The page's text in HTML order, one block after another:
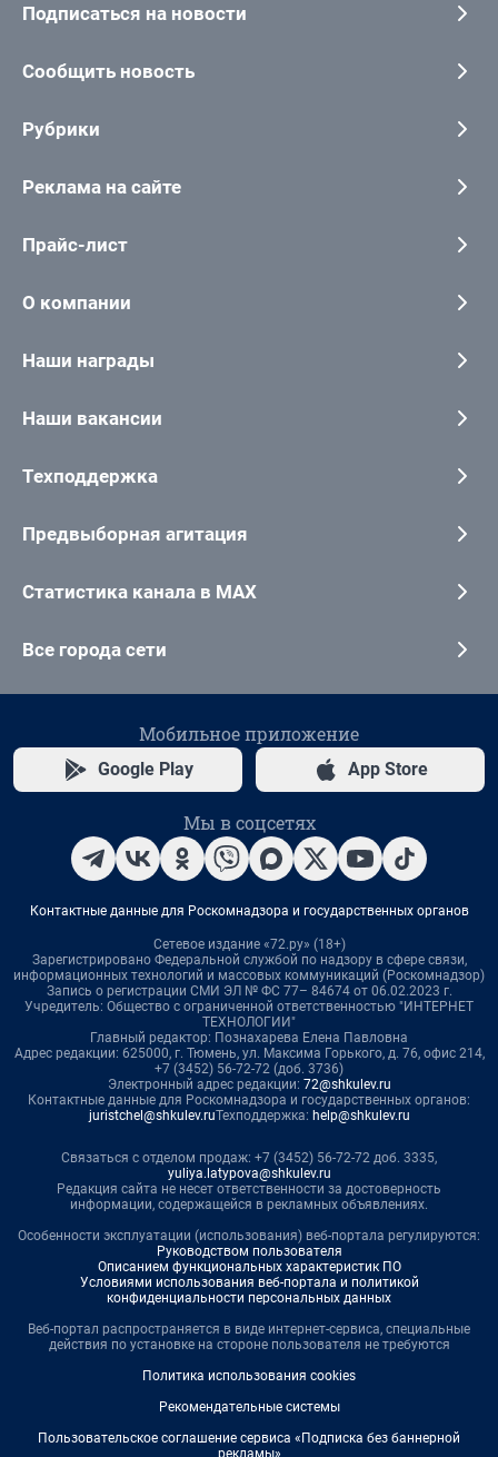
Подписаться на новости
Сообщить новость
Рубрики
Реклама на сайте
Прайс-лист
О компании
Наши награды
Наши вакансии
Техподдержка
Предвыборная агитация
Статистика канала в MAX
Все города сети
Мобильное приложение
Google Play App Store
Мы в соцсетях
Контактные данные для Роскомнадзора и государственных органов
Сетевое издание «72.ру» (18+)
Зарегистрировано Федеральной службой по надзору в сфере связи,
информационных технологий и массовых коммуникаций (Роскомнадзор)
Запись о регистрации СМИ ЭЛ № ФС 77– 84674 от 06.02.2023 г.
Учредитель: Общество с ограниченной ответственностью "ИНТЕРНЕТ
ТЕХНОЛОГИИ"
Главный редактор: Познахарева Елена Павловна
Адрес редакции: 625000, г. Тюмень, ул. Максима Горького, д. 76, офис 214,
+7 (3452) 56-72-72 (доб. 3736)
Электронный адрес редакции: 72@shkulev.ru
Контактные данные для Роскомнадзора и государственных органов:
juristchel@shkulev.ruТехподдержка: help@shkulev.ru
Связаться с отделом продаж: +7 (3452) 56-72-72 доб. 3335,
yuliya.latypova@shkulev.ru
Редакция сайта не несет ответственности за достоверность
информации, содержащейся в рекламных объявлениях.
Особенности эксплуатации (использования) веб-портала регулируются:
Руководством пользователя
Описанием функциональных характеристик ПО
Условиями использования веб-портала и политикой
конфиденциальности персональных данных
Веб-портал распространяется в виде интернет-сервиса, специальные
действия по установке на стороне пользователя не требуются
Политика использования cookies
Рекомендательные системы
Пользовательское соглашение сервиса «Подписка без баннерной
рекламы»